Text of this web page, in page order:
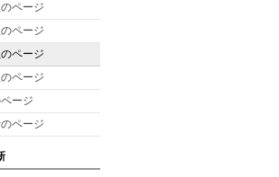
ページ
ページ
ページ
ページ
ージ
ページ